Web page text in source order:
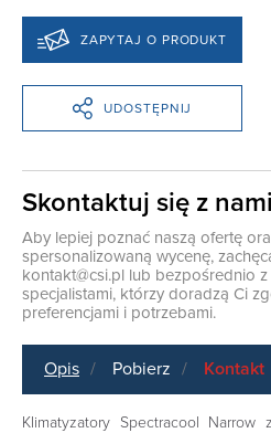
ZAPYTAJ O PRODUKT
UDOSTĘPNIJ
Skontaktuj się z nami
Aby lepiej poznać naszą ofertę
spersonalizowaną wycenę,
kontakt@csi.pl lub bezpośrednio
specjalistami, którzy doradzą Ci
preferencjami i potrzebami.
Opis Pobierz Kontakt
Klimatyzatory Spectracool